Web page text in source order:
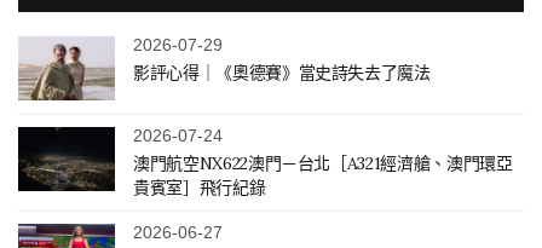
2026-07-29
影評心得｜《奧德賽》當史詩失去了魔法
2026-07-24
澳門航空NX622澳門－台北［A321經濟艙、澳門環亞
貴賓室］飛行紀錄
2026-06-27